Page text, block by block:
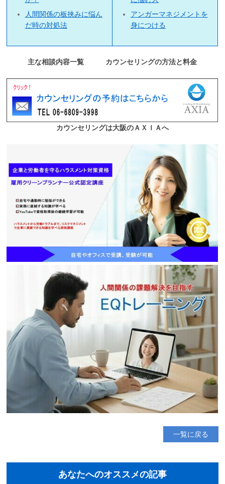
一覧に戻る
あなたへのオススメの記事